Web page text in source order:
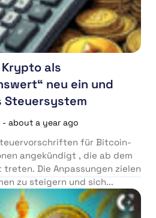
als
neu ein und
- about a year ago
für Bitcoin-
angekündigt , die ab dem
treten. Die Anpassungen zielen
zu steigern und sich...